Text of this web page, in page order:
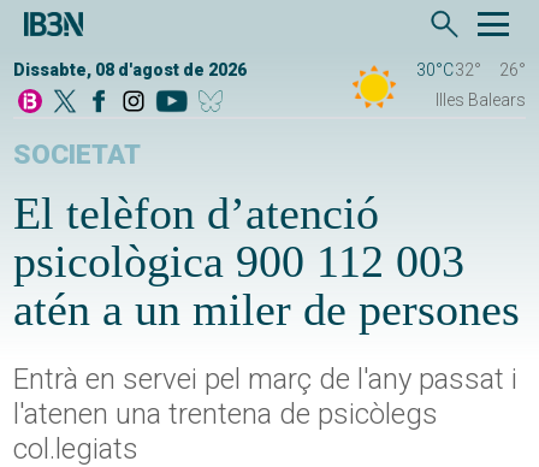
Dissabte, 08 d'agost de 2026 30°C32°
26°
Illes Balears
SOCIETAT
El telèfon d’atenció
psicològica 900 112 003
atén a un miler de persones
Entrà en servei pel març de l'any passat i
l'atenen una trentena de psicòlegs
col.legiats